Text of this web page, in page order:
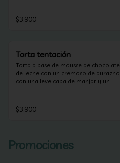
$3.900
Torta tentación
Torta a base de mousse de chocolate
de leche con un cremoso de durazno
con una leve capa de manjar y un
$3.900
Promociones